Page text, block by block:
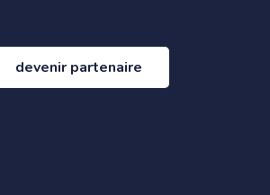
devenir partenaire